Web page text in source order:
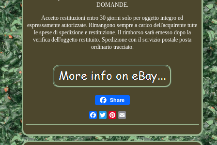
DOMANDE.
Accetto restituzioni entro 30 giorni solo per oggetto integro ed
espressamente autorizzate. Rimangono sempre a carico dell'acquirente tutte
le spese di spedizione e restituzione. Il rimborso sarà emesso dopo la
verifica dell'oggetto restituito. Spedizione con il servizio postale posta
ordinario tracciato.
Share
Facebook
TwitterPinterest